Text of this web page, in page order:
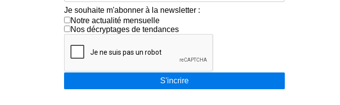
Je souhaite m'abonner à la newsletter :
Notre actualité mensuelle
Nos décryptages de tendances
S'incrire